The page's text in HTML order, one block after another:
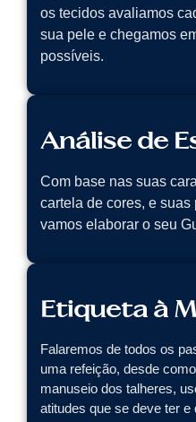
os tecidos avaliamos
sua pele e chegamos
possíveis.
Análise de
Com base nas suas
cartela de cores, e
vamos elaborar o seu
Etiqueta à
Falaremos de todos os
uma refeição, desde
manuseio dos talheres,
atitudes que se deve ter